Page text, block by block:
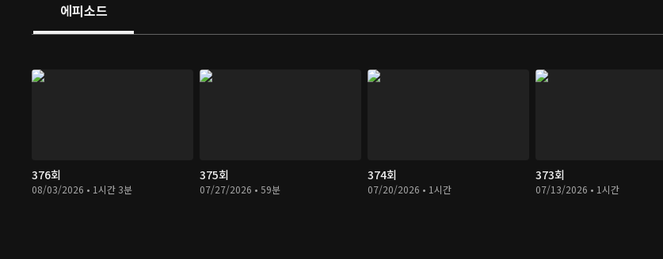
에피소드
376회
08/03/2026 • 1시간 3분
375회
07/27/2026 • 59분
374회
07/20/2026 • 1시간
373회
07/13/2026 • 1시간